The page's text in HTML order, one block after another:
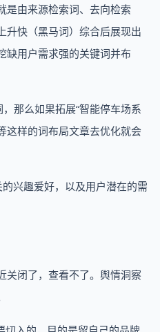
是由来源检索词、去向检索
升快（黑马词）综合后展现出
缺用户需求强的关键词并布
那么如果拓展“智能停车场系
这样的词布局文章去优化就会
兴趣爱好，以及用户潜在的需
关闭了，查看不了。舆情洞察